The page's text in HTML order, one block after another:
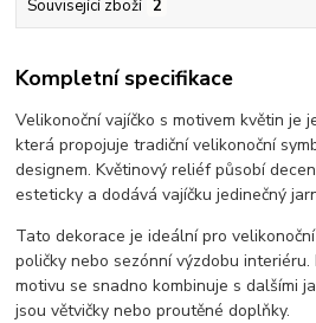
Související zboží 2
Kompletní specifikace
Velikonoční vajíčko s motivem květin je
která propojuje tradiční velikonoční
designem. Květinový reliéf působí
esteticky a dodává vajíčku jedinečný
Tato dekorace je ideální pro
poličky nebo sezónní výzdobu interiéru.
motivu se snadno kombinuje s dalšími
jsou větvičky nebo proutěné doplňky.